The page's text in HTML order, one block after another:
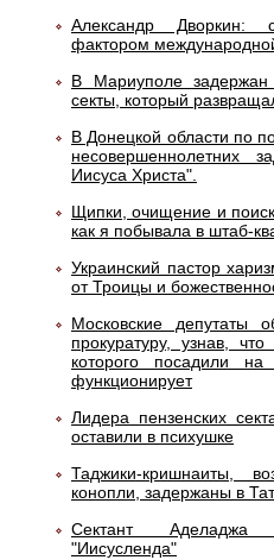
Александр Дворкин:
фактором
В Мариуполе задержан
секты, который
В Донецкой области по
несовершеннолетних
Иисуса Христа".
Щипки, очищение и
как я побывала в штаб-
Украинский пастор
от Троицы и
Московские депутаты
прокуратуру, узнав,
которого посадили
функционирует
Лидера пензенских
оставили в психушке
Таджики-кришнаиты,
конопли, задержаны в
Сектант Аделаджа
"Иисусленда"